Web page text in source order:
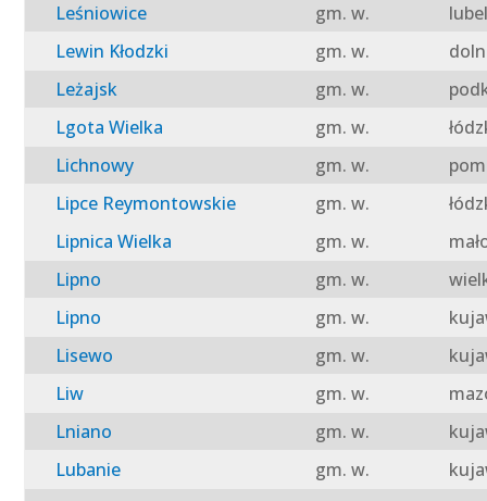
Leśniowice
gm. w.
Lewin Kłodzki
gm. w.
Leżajsk
gm. w.
Lgota Wielka
gm. w.
Lichnowy
gm. w.
Lipce Reymontowskie
gm. w.
Lipnica Wielka
gm. w.
Lipno
gm. w.
Lipno
gm. w.
Lisewo
gm. w.
Liw
gm. w.
Lniano
gm. w.
Lubanie
gm. w.